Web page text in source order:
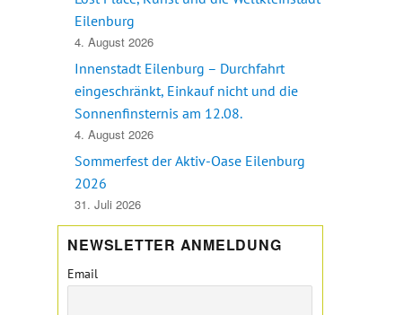
Eilenburg
4. August 2026
Innenstadt Eilenburg – Durchfahrt
eingeschränkt, Einkauf nicht und die
Sonnenfinsternis am 12.08.
4. August 2026
Sommerfest der Aktiv-Oase Eilenburg
2026
31. Juli 2026
NEWSLETTER ANMELDUNG
Email